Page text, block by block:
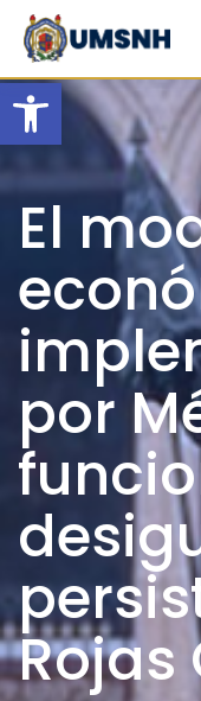
Open
Skip
content
El
por
Rojas